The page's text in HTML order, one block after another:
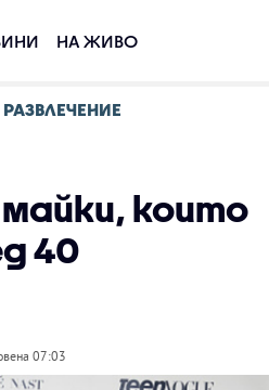
НА ЖИВО
РАЗВЛЕЧЕНИЕ
които
40
07:03